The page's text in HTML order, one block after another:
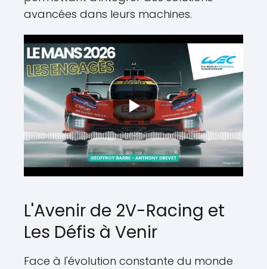
avancées dans leurs machines.
L'Avenir de 2V-Racing et
Les Défis à Venir
Face à l'évolution constante du monde